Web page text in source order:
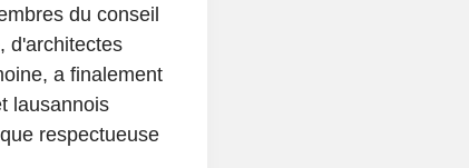
du conseil
d'architectes
a finalement
lausannois
respectueuse